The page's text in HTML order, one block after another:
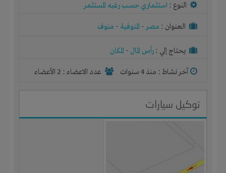
النوع : استثماري حسب رغبه المستثمر
العنوان : مصر- المنوفية - منوف
يحتاج إلي : رأس المال - المكان
آخر نشاط : منذ 4 سنوات عدد الاعضاء : 2 الأعضاء
توكيل سيارات